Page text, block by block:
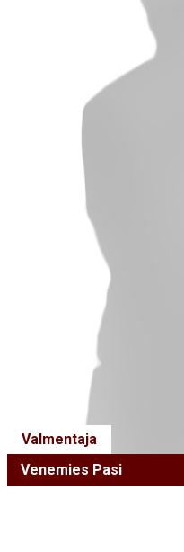
Valmentaja
Venemies Pasi